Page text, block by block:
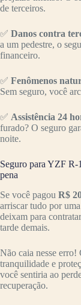
de terceiros.
✅ Danos contra
a um pedestre, o
financeiro.
✅ Fenômenos
Sem seguro, você
✅ Assistência 24
furado? O seguro
noite.
Seguro para YZF
pena
Se você pagou R$
arriscar tudo por
deixam para
tarde demais.
Não caia nesse
tranquilidade e
você sentiria ao
recuperação.